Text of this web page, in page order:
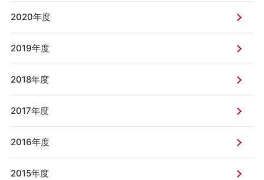
2020年度
2019年度
2018年度
2017年度
2016年度
2015年度